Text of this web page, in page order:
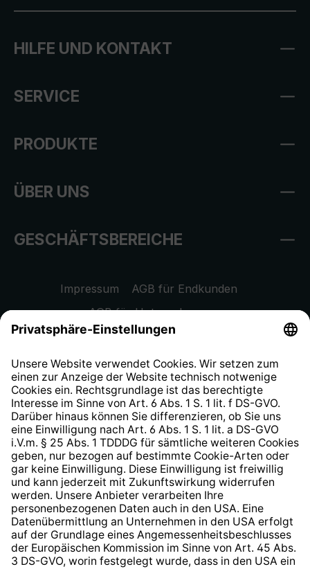
HILFE UND KONTAKT
SERVICE
PRODUKTE
ÜBER UNS
GESCHÄFTSBEREICHE
Impressum
AGB für Endkunden
AGB für Unternehmen
Datenschutzhinweis
Widerrufsrecht
Hinweisgeberschutzsystem
Barrierefreiheit